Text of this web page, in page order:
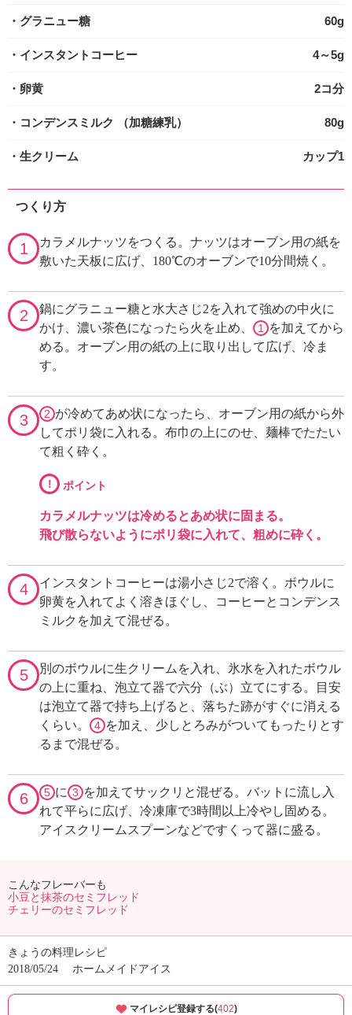
・グラニュー糖 60g
・インスタントコーヒー 4～5g
・卵黄 2コ分
・コンデンスミルク （加糖練乳） 80g
・生クリーム カップ1
つくり方
1
カラメルナッツをつくる。ナッツはオーブン用の紙を
敷いた天板に広げ、180℃のオーブンで10分間焼く。
2
鍋にグラニュー糖と水大さじ2を入れて強めの中火に
かけ、濃い茶色になったら火を止め、
1
を加えてから
める。オーブン用の紙の上に取り出して広げ、冷ま
す。
3 2 が冷めてあめ状になったら、オーブン用の紙から外
してポリ袋に入れる。布巾の上にのせ、麺棒でたたい
て粗く砕く。
! ポイント
カラメルナッツは冷めるとあめ状に固まる。
飛び散らないようにポリ袋に入れて、粗めに砕く。
4
インスタントコーヒーは湯小さじ2で溶く。ボウルに
卵黄を入れてよく溶きほぐし、コーヒーとコンデンス
ミルクを加えて混ぜる。
5
別のボウルに生クリームを入れ、氷水を入れたボウル
の上に重ね、泡立て器で六分（ぶ）立てにする。目安
は泡立て器で持ち上げると、落ちた跡がすぐに消える
くらい。
4 を加え、少しとろみがついてもったりとす
るまで混ぜる。
6 5 に 3 を加えてサックリと混ぜる。バットに流し入
れて平らに広げ、冷凍庫で3時間以上冷やし固める。
アイスクリームスプーンなどですくって器に盛る。
こんなフレーバーも
小豆と抹茶のセミフレッド
チェリーのセミフレッド
きょうの料理レシピ
2018/05/24
ホームメイドアイス
マイレシピ登録する(402)